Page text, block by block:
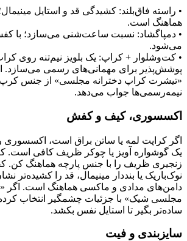
هماهنگ است.
• دمپاگشاد: نسبت ساعت‌شنی می‌سازد؛ با کفش
می‌شود.
• کت‌وشلوار + کراپ: یک بلویز نیم‌تنه روی
پوشش‌پذیر برای مهمانی‌های رسمی می‌سازد.
«تیشرت کراپ دخترانه مجلسی» از جنس
نیمه‌رسمی‌ها جواب می‌دهد.
اکسسوری، کیف و کفش
اگر کراپت لمه یا ساتن براق است، اکسسوری
یک گوشواره آویز یا چوکر ظریف کافی است.
زنجیری ظریف را با جنس پارچه هماهنگ کن.
نوک‌باریک یا بنددار مینیمال، قد را کشیده‌تر
دامن‌های مدادی و ماکسی هماهنگ است. اگر
مجلسی شیک» با جزئیات چشمگیر انتخاب
ساده‌تر بگیر تا استایل نفس بکشد.
سایزبندی و فیت